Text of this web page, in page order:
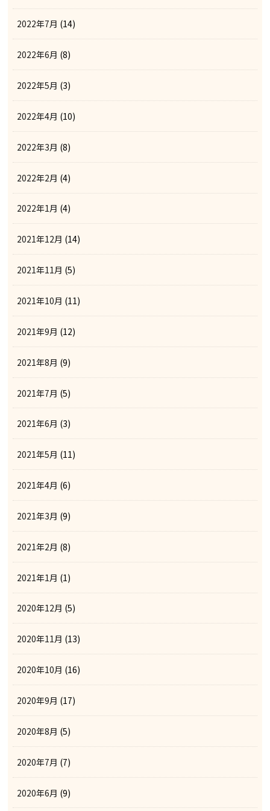
2022年7月 (14)
2022年6月 (8)
2022年5月 (3)
2022年4月 (10)
2022年3月 (8)
2022年2月 (4)
2022年1月 (4)
2021年12月 (14)
2021年11月 (5)
2021年10月 (11)
2021年9月 (12)
2021年8月 (9)
2021年7月 (5)
2021年6月 (3)
2021年5月 (11)
2021年4月 (6)
2021年3月 (9)
2021年2月 (8)
2021年1月 (1)
2020年12月 (5)
2020年11月 (13)
2020年10月 (16)
2020年9月 (17)
2020年8月 (5)
2020年7月 (7)
2020年6月 (9)